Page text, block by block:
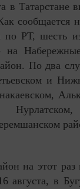
в Татарстане
сообщается
по РТ, шесть
на
По два
и
на этот
августа, в